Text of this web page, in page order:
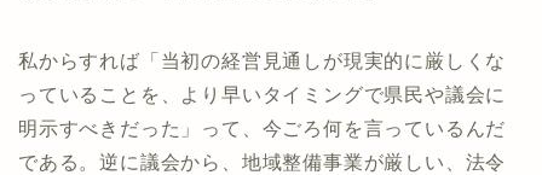
私からすれば「当初の経営見通しが現実的に厳しくな
っていることを、より早いタイミングで県民や議会に
明示すべきだった」って、今ごろ何を言っているんだ
である。逆に議会から、地域整備事業が厳しい、法令